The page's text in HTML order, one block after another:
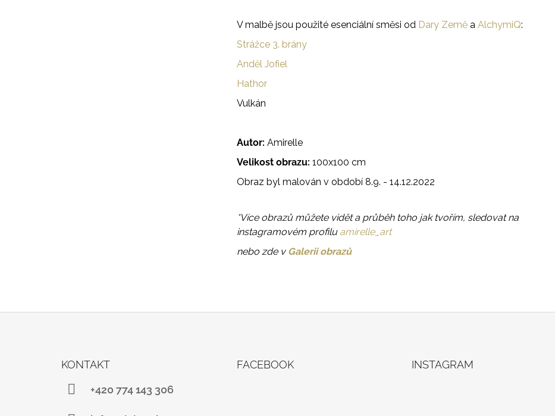
V malbě jsou použité esenciální směsi od Dary Zeměa AlchymiQ:
Strážce 3. brány
Anděl Jofiel
Hathor
Vulkán
Autor: Amirelle
Velikost obrazu: 100x100 cm
Obraz byl malován v období 8.9. - 14.12.2022
*Více obrazů můžete vidět a průběh toho jak tvořím, sledovat na
instagramovém profilu amirelle_art
nebo zde v Galerii obrazů
KONTAKT
+420 774 143 306
FACEBOOK INSTAGRAM